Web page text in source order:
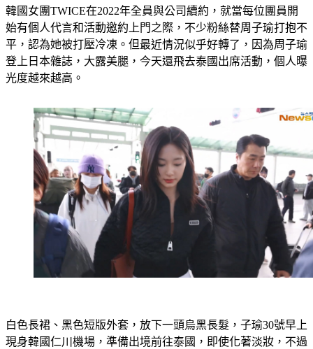
韓國女團TWICE在2022年全員與公司續約，就當每位團員開
始有個人代言和活動邀約上門之際，不少粉絲替周子瑜打抱不
平，認為她被打壓冷凍。但最近情況似乎好轉了，因為周子瑜
登上日本雜誌，大露美腿，今天還飛去泰國出席活動，個人曝
光度越來越高。
白色長裙、黑色短版外套，放下一頭烏黑長髮，子瑜30號早上
現身韓國仁川機場，準備出境前往泰國，即使化著淡妝，不過